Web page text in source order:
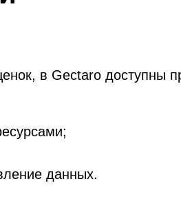
в Gectaro доступны
данных.